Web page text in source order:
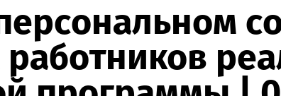
работников